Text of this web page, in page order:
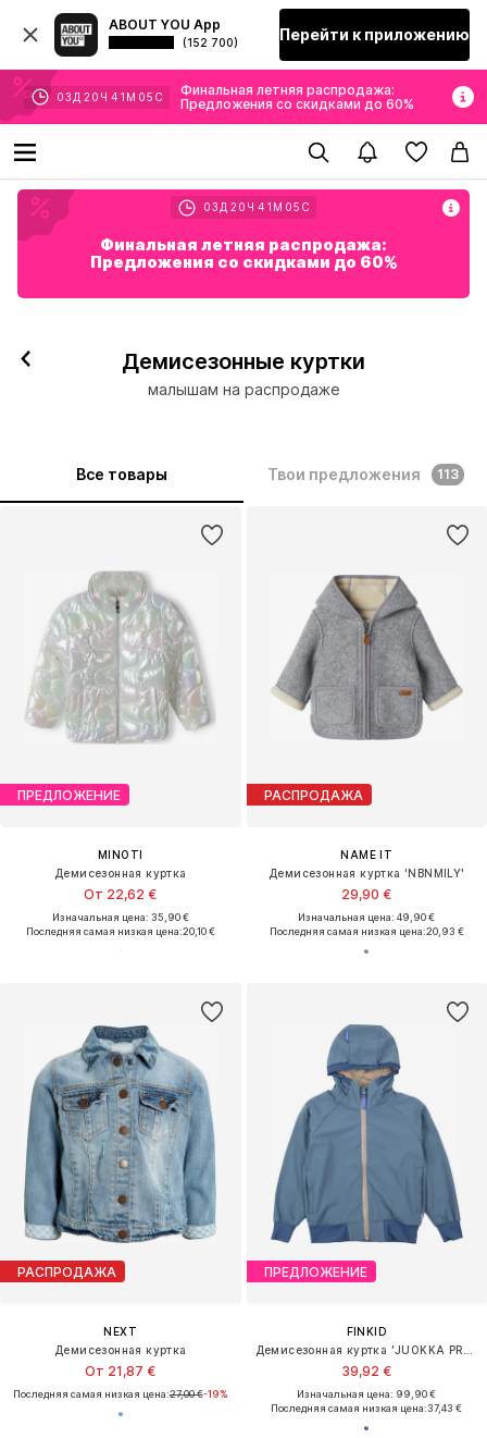
ABOUT YOU App
(152 700) Перейти к приложению
03 Д 20 Ч 41 М 03 С
Финальная летняя распродажа:
Предложения со скидками до 60%
03 Д 20 Ч 41 М 03 С
Финальная летняя распродажа:
Предложения со скидками до 60%
Демисезонные куртки
малышам на распродаже
Все товары Твои предложения 113
ПРЕДЛОЖЕНИЕ
MINOTI
Демисезонная куртка
От 22,62 €
Изначальная цена: 35,90 €
Последняя самая низкая цена:20,10 €
РАСПРОДАЖА
NAME IT
Демисезонная куртка 'NBNMILY'
29,90 €
Изначальная цена: 49,90 €
Последняя самая низкая цена:20,93 €
РАСПРОДАЖА
NEXT
Демисезонная куртка
От 21,87 €
Последняя самая низкая цена:27,00 €-19%
ПРЕДЛОЖЕНИЕ
FINKID
39,92 €
Изначальная цена: 99,90 €
Последняя самая низкая цена:37,43 €